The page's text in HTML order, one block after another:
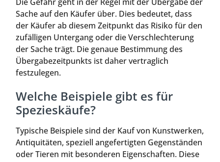
Sache auf den Käufer über. Dies bedeutet, dass
der Käufer ab diesem Zeitpunkt das Risiko für den
zufälligen Untergang oder die Verschlechterung
der Sache trägt. Die genaue Bestimmung des
Übergabezeitpunkts ist daher vertraglich
festzulegen.
Welche Beispiele gibt es für
Spezieskäufe?
Typische Beispiele sind der Kauf von Kunstwerken,
Antiquitäten, speziell angefertigten Gegenständen
oder Tieren mit besonderen Eigenschaften. Diese